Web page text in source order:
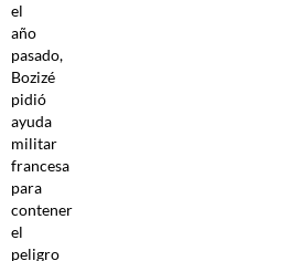
el
año
pasado,
Bozizé
pidió
ayuda
militar
francesa
para
contener
el
peligro